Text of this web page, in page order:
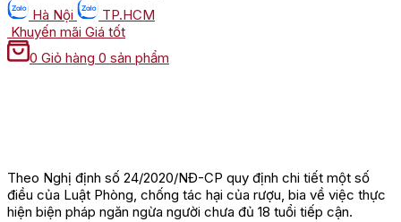
Hà Nội
TP.HCM
Khuyến mãi Giá tốt
0 Giỏ hàng 0 sản phẩm
Theo Nghị định số 24/2020/NĐ-CP quy định chi tiết một số
điều của Luật Phòng, chống tác hại của rượu, bia về việc thực
hiện biện pháp ngăn ngừa người chưa đủ 18 tuổi tiếp cận.